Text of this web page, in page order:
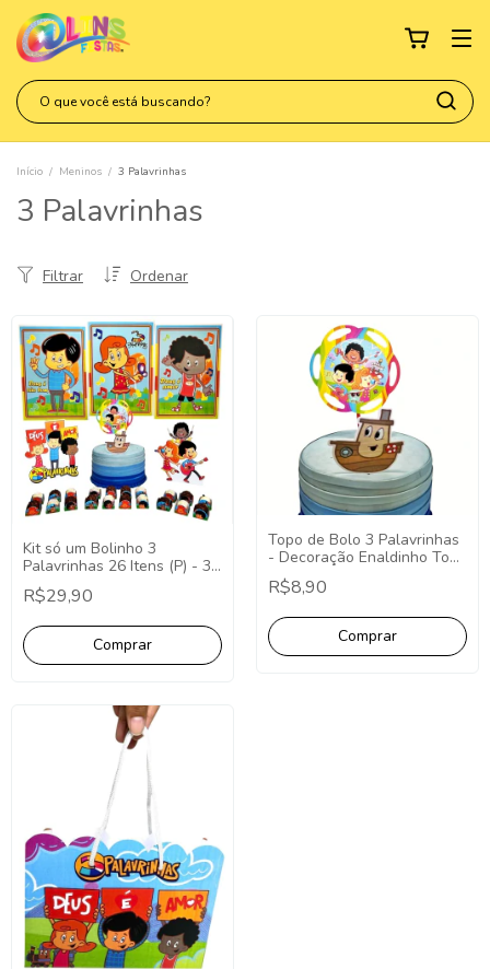
Início / Meninos / 3 Palavrinhas
3 Palavrinhas
Ordenar
Filtrar
Kit só um Bolinho 3
Palavrinhas 26 Itens (P) - 3
Palavrinhas Decoração
R$29,90
Topo de Bolo 3 Palavrinhas
- Decoração Enaldinho Topo
Redondo 3 Palavrinhas
R$8,90